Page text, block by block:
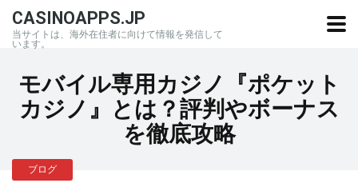
CASINOAPPS.JP
当サイトは、海外在住者に向けて情報を発信して
います。
モバイル専用カジノ『ポケット
カジノ』とは？評判やボーナス
を徹底攻略
ブログ